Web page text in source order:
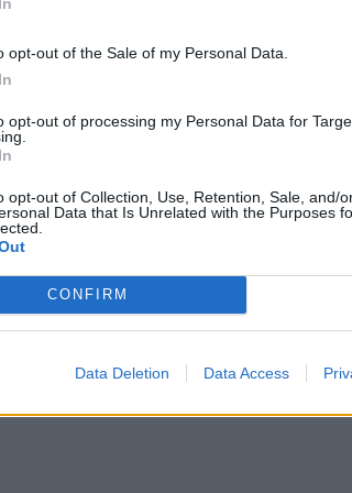
opt-out of the Sale of my Personal Data.
opt-out of processing my Personal Data for
opt-out of Collection, Use, Retention, Sale, and/
Data that Is Unrelated with the Purposes
CONFIRM
Data Deletion Data Access
βρίσκεται στη διαδικασία
πίεση μπορεί να επιδεινώσει
κάνει το ταξίδι πιο δύσκολο».